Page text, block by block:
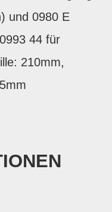
und 0980 E
44 für
210mm,